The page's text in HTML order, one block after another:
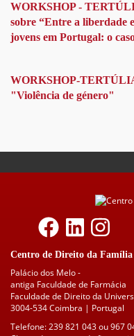
WORKSHOP -
sobre “Entre a liberdade
jovens em Portugal: o
WORKSHOP-
"Violência de género"
Centro de Direito da Família
Palácio dos Melo -
antiga Faculdade de Farmácia
Faculdade de Direito da
3004-534 Coimbra | Portugal
Telefone: 239 821 043 ou 967